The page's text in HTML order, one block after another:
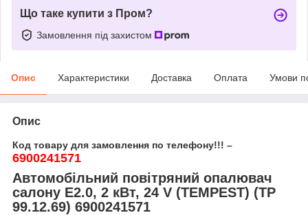
Що таке купити з Пром?
Замовлення під захистом
Опис Характеристики Доставка Оплата Умови
Опис
Код товару для замовлення по телефону!!! –
6900241571
Автомобільний повітряний опалювач
салону E2.0, 2 кВт, 24 V (TEMPEST) (TP
99.12.69) 6900241571